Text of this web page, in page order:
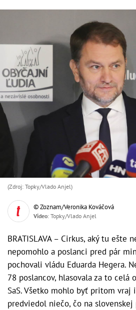
(Zdroj: Topky/Vlado Anjel)
© Zoznam/Veronika Kováčová
Video: Topky/Vlado Anjel
BRATISLAVA – Cirkus, aký tu ešte
nepomohlo a poslanci pred pár
pochovali vládu Eduarda Hegera.
78 poslancov, hlasovala za to celá
SaS. Všetko mohlo byť pritom vraj
predviedol niečo, čo na